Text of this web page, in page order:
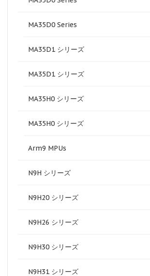
MA35D0 Series
MA35D1 シリーズ
MA35D1 シリーズ
MA35H0 シリーズ
MA35H0 シリーズ
Arm9 MPUs
N9H シリーズ
N9H20 シリーズ
N9H26 シリーズ
N9H30 シリーズ
N9H31 シリーズ